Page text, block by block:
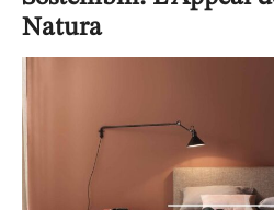
Natura